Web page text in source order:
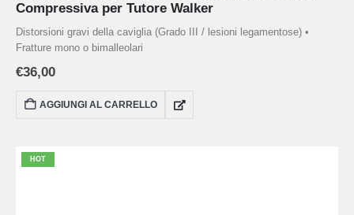
Compressiva per Tutore Walker
Distorsioni gravi della caviglia (Grado III / lesioni legamentose) •
Fratture mono o bimalleolari
€36,00
AGGIUNGI AL CARRELLO
HOT